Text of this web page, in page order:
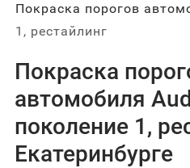
Покраска порогов
1, рестайлинг
Покраска
автомобиля
поколение 1,
Екатеринбурге